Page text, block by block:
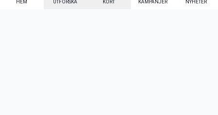
HEM UTFORSKA KORT KAMPANJER NYHETER